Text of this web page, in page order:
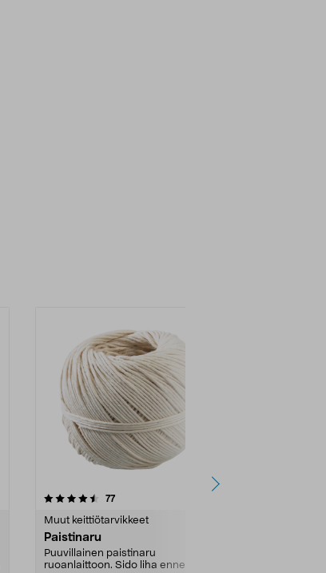
77arvostelut
Muut keittiötarvikkeet
Paistinaru
Puuvillainen paistinaru
ruoanlaittoon. Sido liha ennen
4.5 viidestä